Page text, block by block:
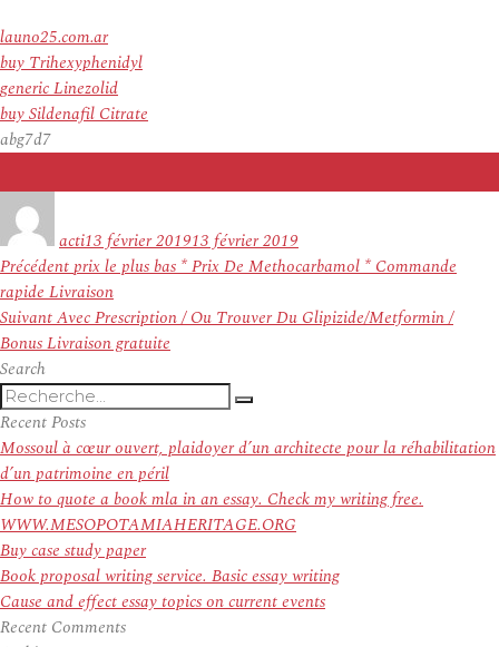
launo25.com.ar
buy Trihexyphenidyl
generic Linezolid
buy Sildenafil Citrate
abg7d7
actile
13 février 201913 février 2019
Navigation
de
l’article
PrécédentArticle
précédent :
prix le plus bas * Prix De Methocarbamol * Commande
rapide Livraison
SuivantArticle
suivant :
Avec Prescription / Ou Trouver Du Glipizide/Metformin /
Bonus Livraison gratuite
Search
Recherche
pour
:
Recherche
Recent Posts
Mossoul à cœur ouvert, plaidoyer d’un architecte pour la réhabilitation
d’un patrimoine en péril
How to quote a book mla in an essay. Check my writing free.
WWW.MESOPOTAMIAHERITAGE.ORG
Buy case study paper
Book proposal writing service. Basic essay writing
Cause and effect essay topics on current events
Recent Comments